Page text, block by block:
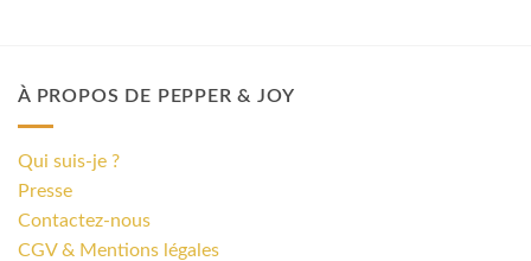
À PROPOS DE PEPPER & JOY
Qui suis-je ?
Presse
Contactez-nous
CGV & Mentions légales